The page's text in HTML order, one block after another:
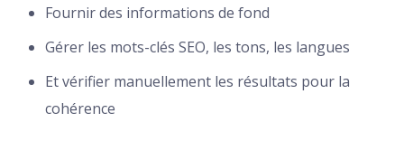
Fournir des informations de fond
Gérer les mots-clés SEO, les tons, les langues
Et vérifier manuellement les résultats pour la
cohérence